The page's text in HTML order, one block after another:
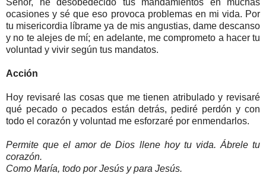
ocasiones y sé que eso provoca problemas en mi vida. Por
tu misericordia líbrame ya de mis angustias, dame descanso
y no te alejes de mí; en adelante, me comprometo a hacer tu
voluntad y vivir según tus mandatos.
Acción
Hoy revisaré las cosas que me tienen atribulado y revisaré
qué pecado o pecados están detrás, pediré perdón y con
todo el corazón y voluntad me esforzaré por enmendarlos.
Permite que el amor de Dios llene hoy tu vida. Ábrele tu
corazón.
Como María, todo por Jesús y para Jesús.